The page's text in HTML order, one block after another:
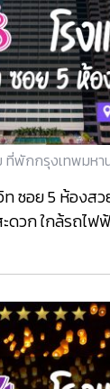
ที่พักกรุงเทพมหา
ซอย 5 ห้องส
ดวก ใกล้รถไฟ